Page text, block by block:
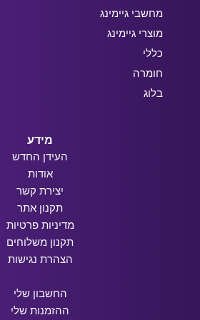
מחשבי גיימינג
מוצרי גיימינג
כללי
חומרה
בלוג
מידע
העידן החדש
אודות
יצירת קשר
תקנון אתר
מדיניות פרטיות
תקנון משלוחים
הצהרת נגישות
החשבון שלי
ההזמנות שלי